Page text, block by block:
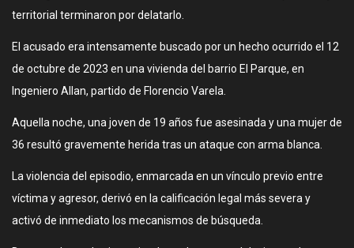
territorial terminaron por delatarlo.
El acusado era intensamente buscado por un hecho ocurrido el 12
de octubre de 2023 en una vivienda del barrio El Parque, en
Ingeniero Allan, partido de Florencio Varela.
Aquella noche, una joven de 19 años fue asesinada y una mujer de
36 resultó gravemente herida tras un ataque con arma blanca.
La violencia del episodio, enmarcada en un vínculo previo entre
víctima y agresor, derivó en la calificación legal más severa y
activó de inmediato los mecanismos de búsqueda.